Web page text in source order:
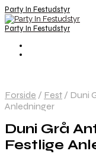
Party In Festudstyr
Party In Festudstyr
Forside / Fest / Duni
Anledninger
Duni Grå
Festlige